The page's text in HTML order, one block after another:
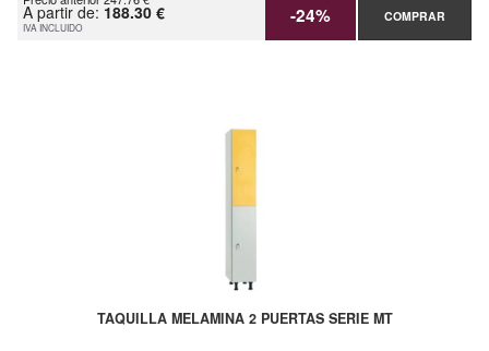
A partir de: 188.30 €
IVA INCLUIDO -24% COMPRAR
TAQUILLA MELAMINA 2 PUERTAS SERIE MT